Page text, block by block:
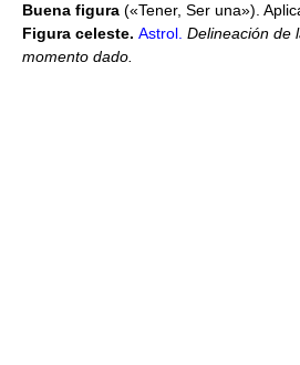
Buena figura («Tener, Ser una»).
Figura celeste. Astrol. Delineación de
momento dado.